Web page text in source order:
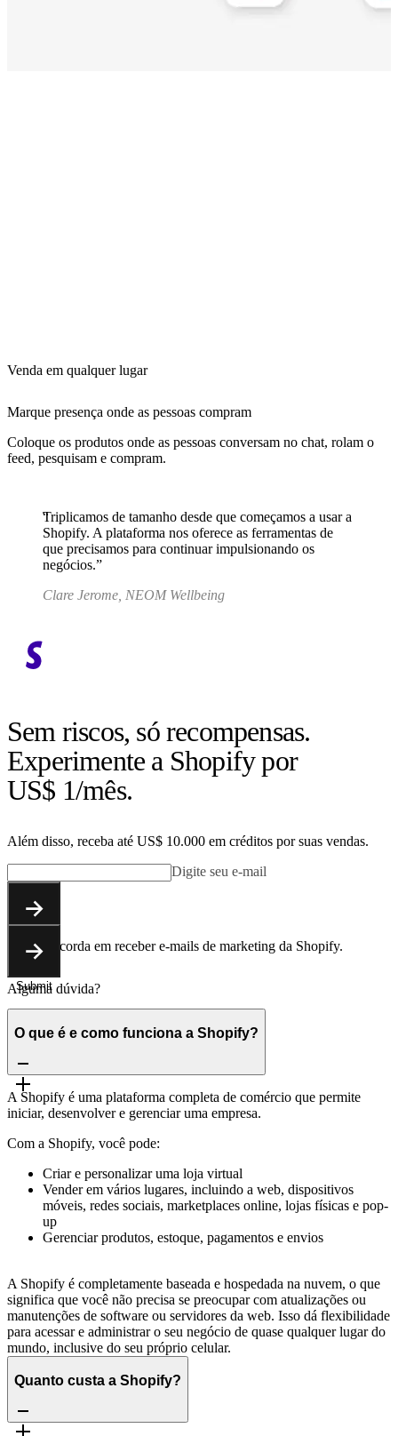
Venda em qualquer lugar
Marque presença onde as pessoas compram
Coloque os produtos onde as pessoas conversam no chat, rolam o
feed, pesquisam e compram.
Triplicamos de tamanho desde que começamos a usar a
Shopify. A plataforma nos oferece as ferramentas de
que precisamos para continuar impulsionando os
negócios.
Clare Jerome, NEOM Wellbeing
Sem riscos, só recompensas.
Experimente a Shopify por
US$ 1/mês.
Além disso, receba até US$ 10.000 em créditos por suas vendas.
Digite seu e-mail
Submit
Submit
Você concorda em receber e-mails de marketing da Shopify.
Alguma dúvida?
O que é e como funciona a Shopify?
A Shopify é uma plataforma completa de comércio que permite
iniciar, desenvolver e gerenciar uma empresa.
Com a Shopify, você pode:
Criar e personalizar uma loja virtual
Vender em vários lugares, incluindo a web, dispositivos
móveis, redes sociais, marketplaces online, lojas físicas e pop-
up
Gerenciar produtos, estoque, pagamentos e envios
A Shopify é completamente baseada e hospedada na nuvem, o que
significa que você não precisa se preocupar com atualizações ou
manutenções de software ou servidores da web. Isso dá flexibilidade
para acessar e administrar o seu negócio de quase qualquer lugar do
mundo, inclusive do seu próprio celular.
Quanto custa a Shopify?